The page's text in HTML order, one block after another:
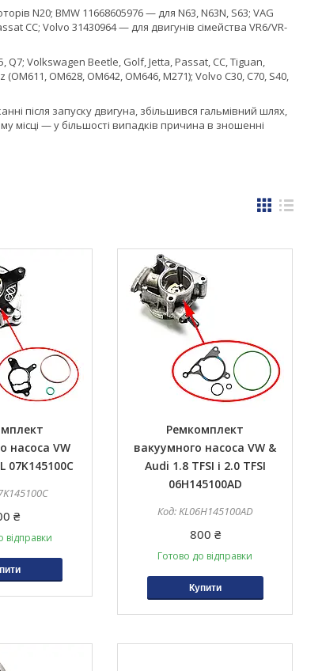
N20; BMW 11668605976 — для N63, N63N, S63; VAG
CC; Volvo 31430964 — для двигунів сімейства VR6/VR-
Q7; Volkswagen Beetle, Golf, Jetta, Passat, CC, Tiguan,
OM628, OM642, OM646, M271); Volvo C30, C70, S40,
після запуску двигуна, збільшився гальмівний шлях,
місці — у більшості випадків причина в зношенні
насоса VW
07K145100C
₴
відправки
Ремкомплект
вакуумного насоса VW &
Audi 1.8 TFSI і 2.0 TFSI
06H145100AD
KL06H145100AD
800 ₴
Готово до відправки
Купити